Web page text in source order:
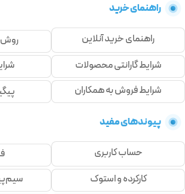
راهنمای خرید
راهنمای خرید آنلاین
شرایط گارانتی محصولات
شرایط فروش به همکاران
پیوندهای مفید
حساب کاربری
کارکرده و استوک